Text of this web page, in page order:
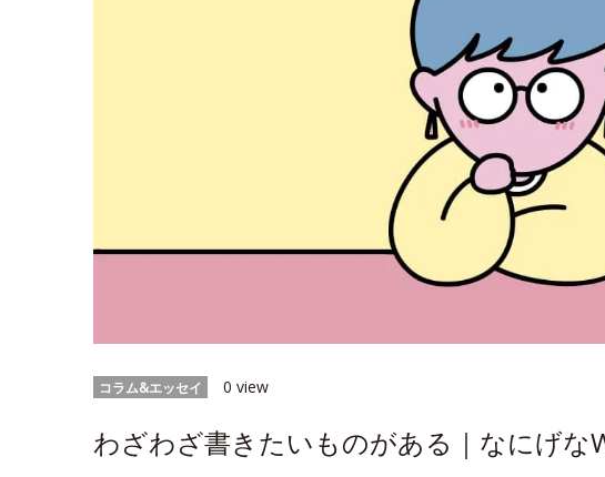
コラム&エッセイ 0 view
わざわざ書きたいものがある｜なにげな